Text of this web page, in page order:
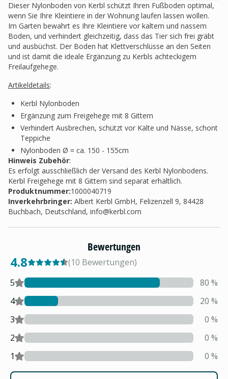
Dieser Nylonboden von Kerbl schützt Ihren Fußboden optimal,
wenn Sie Ihre Kleintiere in der Wohnung laufen lassen wollen.
Im Garten bewahrt es Ihre Kleintiere vor kaltem und nassem
Boden, und verhindert gleichzeitig, dass das Tier sich frei gräbt
und ausbüchst. Der Boden hat Klettverschlüsse an den Seiten
und ist damit die ideale Ergänzung zu Kerbls achteckigem
Freilaufgehege.
Artikeldetails:
Kerbl Nylonboden
Ergänzung zum Freigehege mit 8 Gittern
Verhindert Ausbrechen, schützt vor Kälte und Nässe, schont
Teppiche
Nylonboden Ø = ca. 150 - 155cm
Hinweis Zubehör:
Es erfolgt ausschließlich der Versand des Kerbl Nylonbodens.
Kerbl Freigehege mit 8 Gittern sind separat erhältlich.
Produktnummer:1000040719
Inverkehrbringer: Albert Kerbl GmbH, Felizenzell 9, 84428
Buchbach, Deutschland, info@kerbl.com
Bewertungen
4.8 (10 Bewertungen)
5
80 %
4
20 %
3
0 %
2
0 %
1
0 %